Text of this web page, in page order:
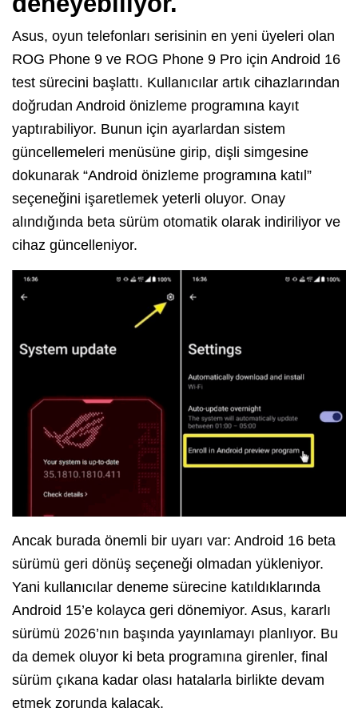
Asus, oyun telefonları serisinin en yeni üyeleri olan
ROG Phone 9 ve ROG Phone 9 Pro için Android 16
test sürecini başlattı. Kullanıcılar artık cihazlarından
doğrudan Android önizleme programına kayıt
yaptırabiliyor. Bunun için ayarlardan sistem
güncellemeleri menüsüne girip, dişli simgesine
dokunarak “Android önizleme programına katıl”
seçeneğini işaretlemek yeterli oluyor. Onay
alındığında beta sürüm otomatik olarak indiriliyor ve
cihaz güncelleniyor.
Ancak burada önemli bir uyarı var: Android 16 beta
sürümü geri dönüş seçeneği olmadan yükleniyor.
Yani kullanıcılar deneme sürecine katıldıklarında
Android 15’e kolayca geri dönemiyor. Asus, kararlı
sürümü 2026’nın başında yayınlamayı planlıyor. Bu
da demek oluyor ki beta programına girenler, final
sürüm çıkana kadar olası hatalarla birlikte devam
etmek zorunda kalacak.